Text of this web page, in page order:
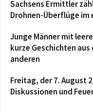
Sachsens Ermittler
Drohnen-Überflüge im
Junge Männer mit
kurze Geschichten
anderen
Freitag, der 7. August
Diskussionen und